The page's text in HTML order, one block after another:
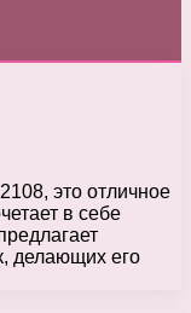
это отличное
в себе
делающих его